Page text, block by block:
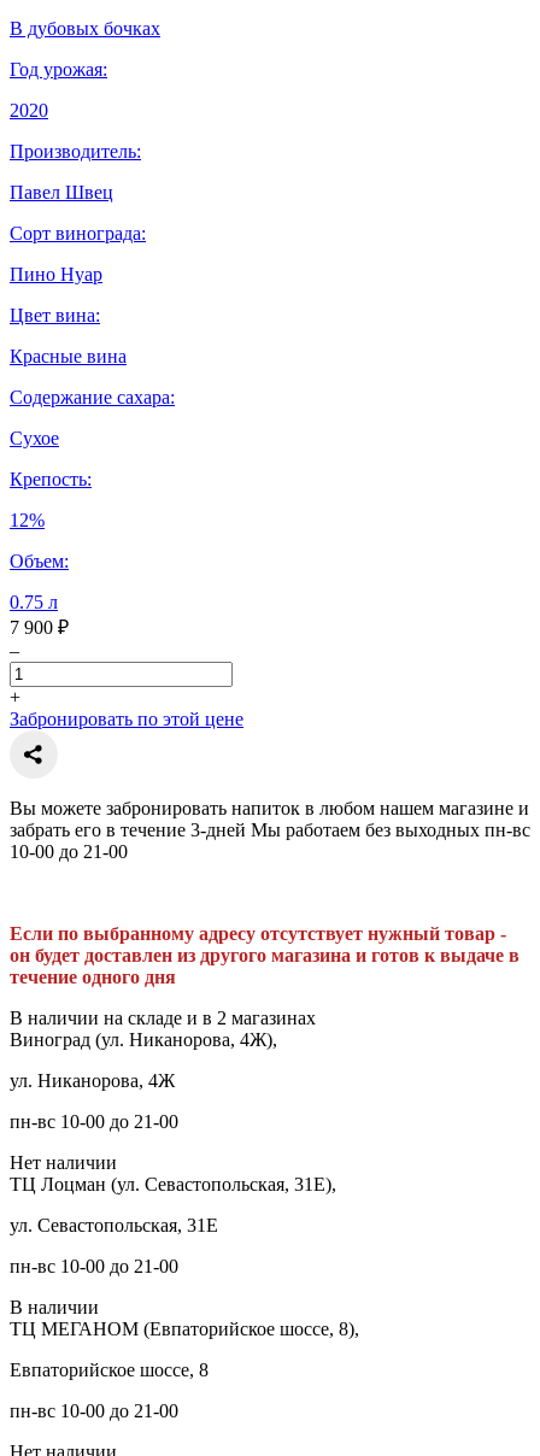
В дубовых бочках
Год урожая:
2020
Производитель:
Павел Швец
Сорт винограда:
Пино Нуар
Цвет вина:
Красные вина
Содержание сахара:
Сухое
Крепость:
12%
Объем:
0.75 л
7 900 ₽
–
+
Забронировать по этой цене
Вы можете забронировать напиток в любом нашем магазине и
забрать его в течение 3-дней Мы работаем без выходных пн-вс
10-00 до 21-00
Если по выбранному адресу отсутствует нужный товар -
он будет доставлен из другого магазина и готов к выдаче в
течение одного дня
В наличии на складе и в 2 магазинах
Виноград (ул. Никанорова, 4Ж),
ул. Никанорова, 4Ж
пн-вс 10-00 до 21-00
Нет наличии
ТЦ Лоцман (ул. Севастопольская, 31Е),
ул. Севастопольская, 31Е
пн-вс 10-00 до 21-00
В наличии
ТЦ МЕГАНОМ (Евпаторийское шоссе, 8),
Евпаторийское шоссе, 8
пн-вс 10-00 до 21-00
Нет наличии